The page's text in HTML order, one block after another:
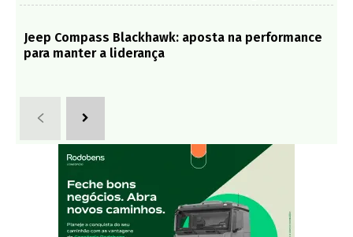
Jeep Compass Blackhawk: aposta na performance
para manter a liderança